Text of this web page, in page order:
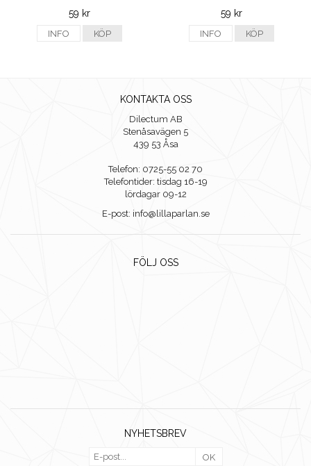
59 kr
INFO KÖP
59 kr
INFO KÖP
KONTAKTA OSS
Dilectum AB
Stenåsavägen 5
439 53 Åsa
Telefon: 0725-55 02 70
Telefontider: tisdag 16-19
lördagar 09-12
E-post: info@lillaparlan.se
FÖLJ OSS
NYHETSBREV
OK